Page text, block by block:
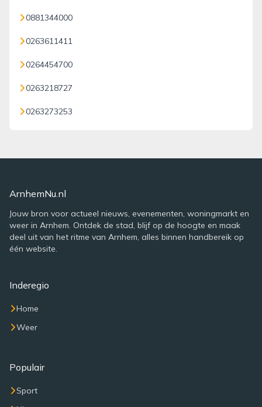
0881344000
0263611411
0264454700
0263218727
0263273253
ArnhemNu.nl
Jouw bron voor actueel nieuws, evenementen, woningmarkt en
weer in Arnhem. Ontdek de stad, blijf op de hoogte en maak
deel uit van het ritme van Arnhem, alles binnen handbereik op
één website.
Inderegio
Home
Weer
Populair
Sport